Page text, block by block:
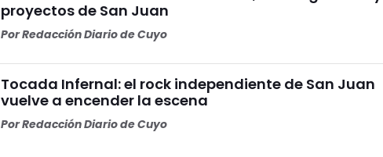
proyectos de San Juan
PorRedacción Diario de Cuyo
Tocada Infernal: el rock independiente de San Juan
vuelve a encender la escena
PorRedacción Diario de Cuyo